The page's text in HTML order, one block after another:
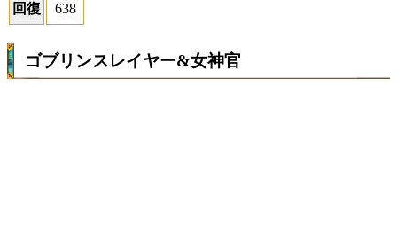
回復 638
ゴブリンスレイヤー&女神官